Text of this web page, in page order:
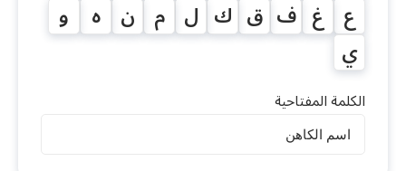
ع غ ف ق ك ل م ن ه و
ي
الكلمة المفتاحية